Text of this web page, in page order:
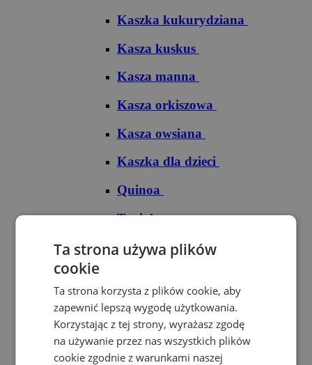
Kaszka kukurydziana
Kasza kuskus
Kasza manna
Kasza orkiszowa
Kasza owsiana
Kaszka dla dzieci
Quinoa
Tapioka
Ryże
Ryż basmati
Ryż biały
Ryż brązowy
Ta strona używa plików
cookie
Ta strona korzysta z plików cookie, aby
zapewnić lepszą wygodę użytkowania.
Korzystając z tej strony, wyrażasz zgodę
na używanie przez nas wszystkich plików
cookie zgodnie z warunkami naszej